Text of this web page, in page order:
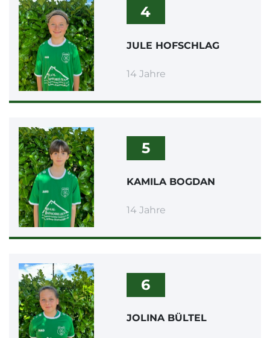
4
JULE HOFSCHLAG
14 Jahre
5
KAMILA BOGDAN
14 Jahre
6
JOLINA BÜLTEL